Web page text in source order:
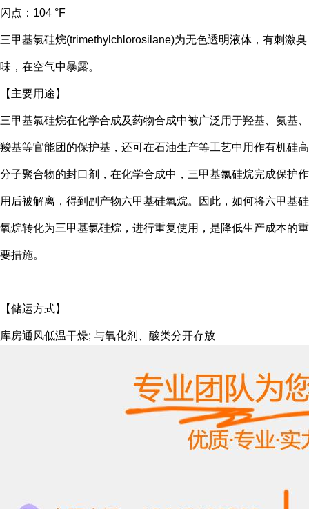
闪点：104 °F
三甲基氯硅烷(trimethylchlorosilane)为无色透明液体，有刺激臭
味，在空气中暴露。
【主要用途】
三甲基氯硅烷在化学合成及药物合成中被广泛用于羟基、氨基、
羧基等官能团的保护基，还可在石油生产等工艺中用作有机硅高
分子聚合物的封口剂，在化学合成中，三甲基氯硅烷完成保护作
用后被解离，得到副产物六甲基硅氧烷。因此，如何将六甲基硅
氧烷转化为三甲基氯硅烷，进行重复使用，是降低生产成本的重
要措施。
【储运方式】
库房通风低温干燥; 与氧化剂、酸类分开存放